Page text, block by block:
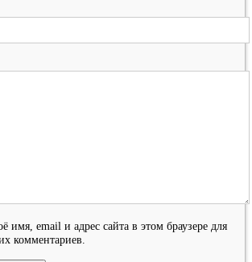
имя, email и адрес сайта в этом браузере для
комментариев.